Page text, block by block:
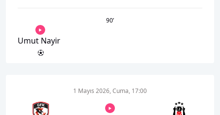
90’
Umut Nayir
1 Mayıs 2026, Cuma, 17:00